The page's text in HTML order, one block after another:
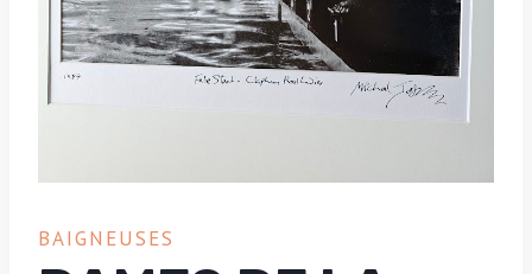
BAIGNEUSES